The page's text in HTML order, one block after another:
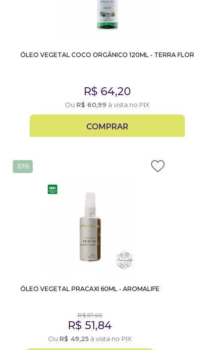
ÓLEO VEGETAL COCO ORGÂNICO 120ML - TERRA FLOR
R$ 64,20
Ou R$ 60,99 à vista no PIX
COMPRAR
10%
ÓLEO VEGETAL PRACAXI 60ML - AROMALIFE
R$57,60
R$ 51,84
Ou R$ 49,25 à vista no PIX